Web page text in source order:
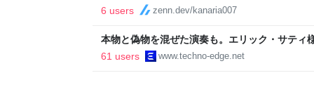
6 users
zenn.dev/kanaria007
本物と偽物を混ぜた演奏も。エリック・サティ
ティ機関」をClaude Codeで作って公開した
61 users www.techno-edge.net